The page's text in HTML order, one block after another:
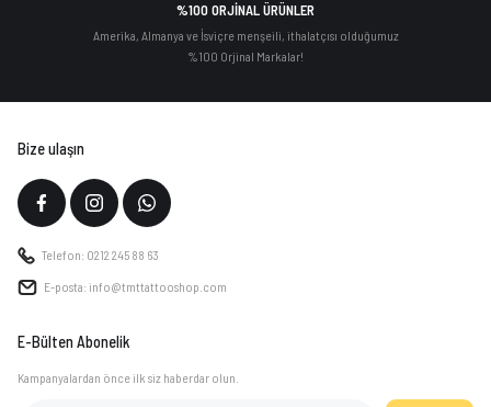
%100 ORJİNAL ÜRÜNLER
Amerika, Almanya ve İsviçre menşeili, ithalatçısı olduğumuz
%100 Orjinal Markalar!
Bize ulaşın
Telefon: 0212 245 88 63
E-posta: info@tmttattooshop.com
E-Bülten Abonelik
Kampanyalardan önce ilk siz haberdar olun.